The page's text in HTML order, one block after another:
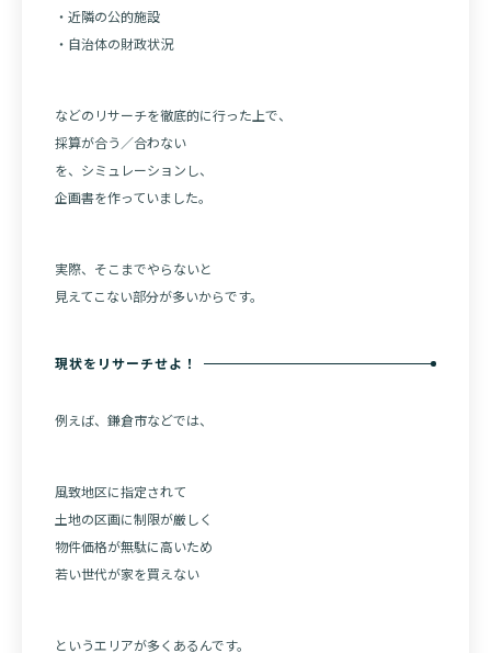
・近隣の公的施設
・自治体の財政状況
などのリサーチを徹底的に行った上で、
採算が合う／合わない
を、シミュレーションし、
企画書を作っていました。
実際、そこまでやらないと
見えてこない部分が多いからです。
現状をリサーチせよ！
例えば、鎌倉市などでは、
風致地区に指定されて
土地の区画に制限が厳しく
物件価格が無駄に高いため
若い世代が家を買えない
というエリアが多くあるんです。